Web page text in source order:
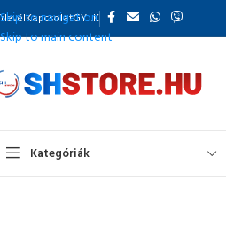
Skip to navigation
Skip to main content
KapcsolatGY.I.K
Kategóriák